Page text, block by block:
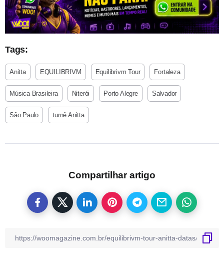
Tags:
Anitta EQUILIBRIVM Equilibrivm Tour Fortaleza
Música Brasileira Niterói Porto Alegre Salvador
São Paulo turnê Anitta
Compartilhar artigo